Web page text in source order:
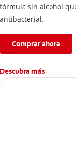
fórmula sin alcohol
antibacterial.
Comprar ahora
Descubra más